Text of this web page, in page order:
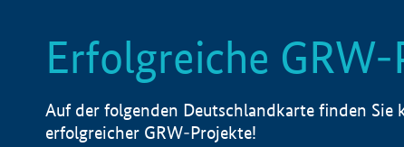
Erfolgreiche
Auf der folgenden Deutschlandkarte finden Sie
erfolgreicher GRW-Projekte!